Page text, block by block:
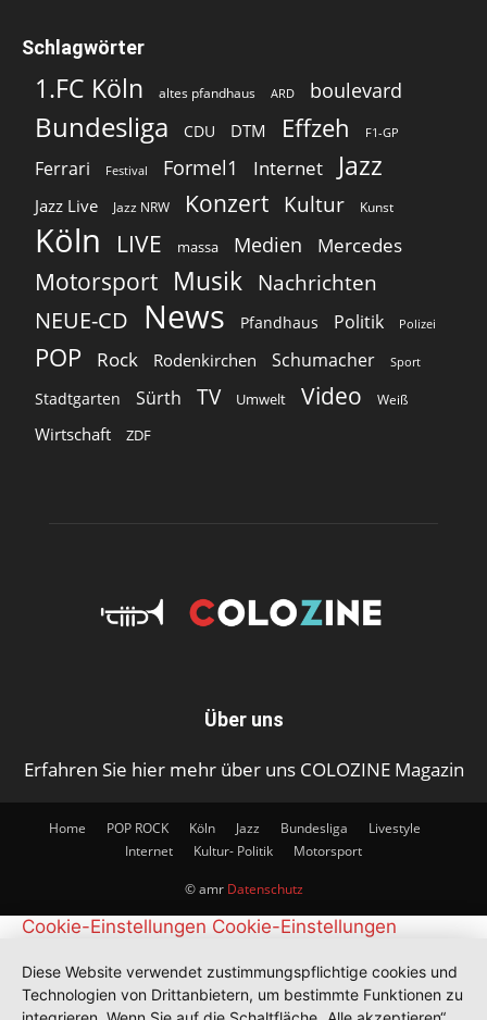
Schlagwörter
1.FC Köln altes pfandhaus ARD boulevard
Bundesliga CDU DTM Effzeh F1-GP
Ferrari Festival Formel1 Internet Jazz
Jazz Live Jazz NRW Konzert Kultur Kunst
Köln LIVE massa Medien Mercedes
Motorsport Musik Nachrichten
NEUE-CD
News Pfandhaus Politik Polizei
POP Rock Rodenkirchen Schumacher Sport
Stadtgarten Sürth TV Umwelt Video Weiß
Wirtschaft ZDF
Über uns
Erfahren Sie hier mehr über uns COLOZINE Magazin
Home POP ROCK Köln Jazz Bundesliga
Livestyle
Internet
Kultur- Politik Motorsport
© amr Datenschutz
Cookie-Einstellungen Cookie-Einstellungen
Diese Website verwendet zustimmungspflichtige cookies und
Technologien von Drittanbietern, um bestimmte Funktionen zu